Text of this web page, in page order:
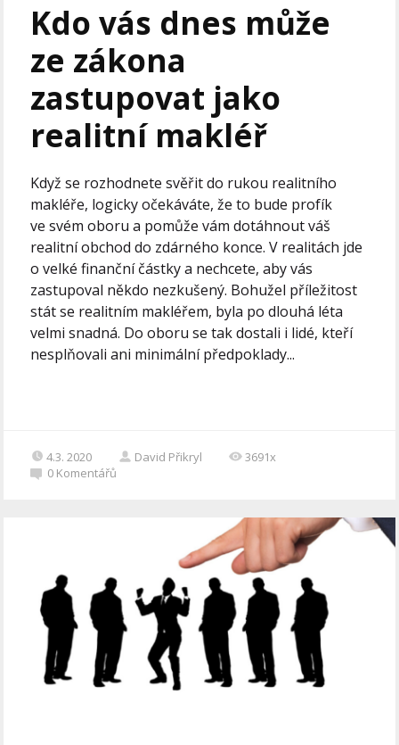
Kdo vás dnes může
ze zákona
zastupovat jako
realitní makléř
Když se rozhodnete svěřit do rukou realitního
makléře, logicky očekáváte, že to bude profík
ve svém oboru a pomůže vám dotáhnout váš
realitní obchod do zdárného konce. V realitách jde
o velké finanční částky a nechcete, aby vás
zastupoval někdo nezkušený. Bohužel příležitost
stát se realitním makléřem, byla po dlouhá léta
velmi snadná. Do oboru se tak dostali i lidé, kteří
nesplňovali ani minimální předpoklady...
4.3. 2020 David Přikryl
3691x
0 Komentářů